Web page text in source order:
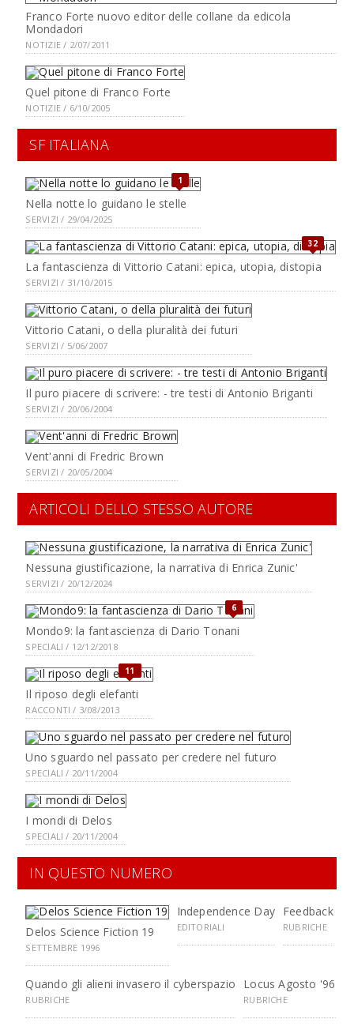
Franco Forte nuovo editor delle collane da edicola
Mondadori
NOTIZIE / 2/07/2011
Quel pitone di Franco Forte
NOTIZIE / 6/10/2005
SF ITALIANA
1
Nella notte lo guidano le stelle
SERVIZI / 29/04/2025
32
La fantascienza di Vittorio Catani: epica, utopia, distopia
SERVIZI / 31/10/2015
Vittorio Catani, o della pluralità dei futuri
SERVIZI / 5/06/2007
Il puro piacere di scrivere: - tre testi di Antonio Briganti
SERVIZI / 20/06/2004
Vent'anni di Fredric Brown
SERVIZI / 20/05/2004
ARTICOLI DELLO STESSO AUTORE
Nessuna giustificazione, la narrativa di Enrica Zunic'
SERVIZI / 20/12/2024
6
Mondo9: la fantascienza di Dario Tonani
SPECIALI / 12/12/2018
11
Il riposo degli elefanti
RACCONTI / 3/08/2013
Uno sguardo nel passato per credere nel futuro
SPECIALI / 20/11/2004
I mondi di Delos
SPECIALI / 20/11/2004
IN QUESTO NUMERO
Delos Science Fiction 19
SETTEMBRE 1996
Independence Day
EDITORIALI
Feedback
RUBRICHE
Quando gli alieni invasero il cyberspazio
RUBRICHE
Locus Agosto '96
RUBRICHE